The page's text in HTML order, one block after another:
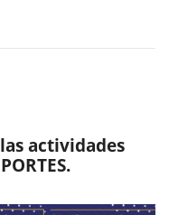
actividades